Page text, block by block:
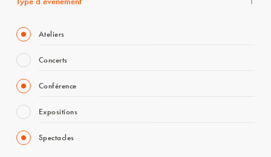
Ateliers
Concerts
Conférence
Expositions
Spectacles